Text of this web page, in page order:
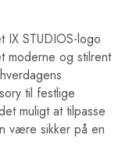
IX STUDIOS-logo
moderne og stilrent
til festlige
muligt at tilpasse
være sikker på en